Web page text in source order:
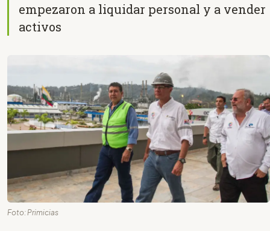
empezaron a liquidar personal y a vender
activos
Foto: Primicias